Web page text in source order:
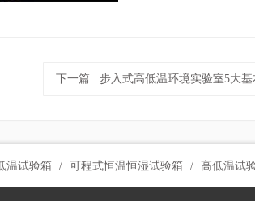
下一篇 : 步入式高低温环境实验室5大基
温试验箱 可程式恒温恒湿试验箱 高低温试